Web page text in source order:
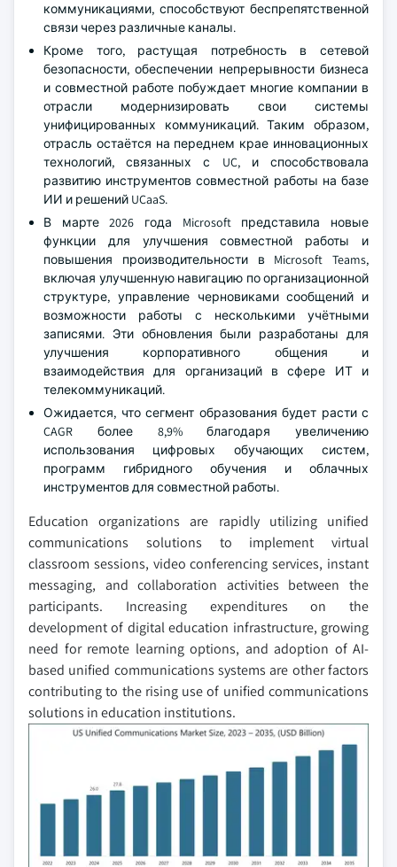
коммуникациями, способствуют беспрепятственной
связи через различные каналы.
Кроме того, растущая потребность в сетевой
безопасности, обеспечении непрерывности бизнеса
и совместной работе побуждает многие компании в
отрасли модернизировать свои системы
унифицированных коммуникаций. Таким образом,
отрасль остаётся на переднем крае инновационных
технологий, связанных с UC, и способствовала
развитию инструментов совместной работы на базе
ИИ и решений UCaaS.
В марте 2026 года Microsoft представила новые
функции для улучшения совместной работы и
повышения производительности в Microsoft Teams,
включая улучшенную навигацию по организационной
структуре, управление черновиками сообщений и
возможности работы с несколькими учётными
записями. Эти обновления были разработаны для
улучшения корпоративного общения и
взаимодействия для организаций в сфере ИТ и
телекоммуникаций.
Ожидается, что сегмент образования будет расти с
CAGR более 8,9% благодаря увеличению
использования цифровых обучающих систем,
программ гибридного обучения и облачных
инструментов для совместной работы.
Education organizations are rapidly utilizing unified
communications solutions to implement virtual
classroom sessions, video conferencing services, instant
messaging, and collaboration activities between the
participants. Increasing expenditures on the
development of digital education infrastructure, growing
need for remote learning options, and adoption of AI-
based unified communications systems are other factors
contributing to the rising use of unified communications
solutions in education institutions.